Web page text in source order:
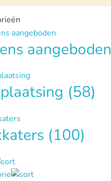
aangeboden
(58)
(100)